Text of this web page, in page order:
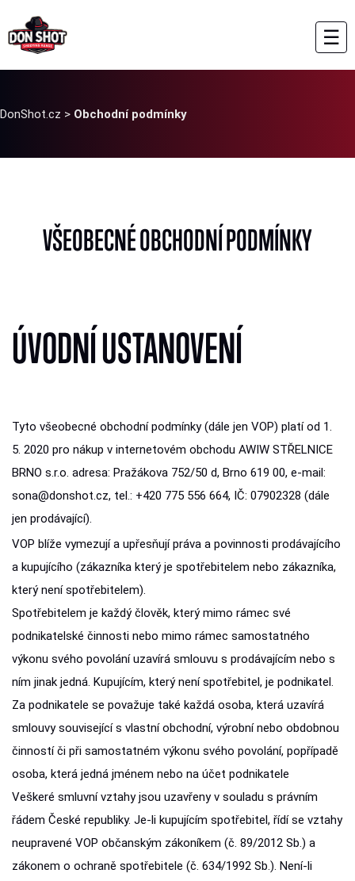
☰
DonShot.cz > Obchodní podmínky
VŠEOBECNÉ OBCHODNÍ PODMÍNKY
ÚVODNÍ USTANOVENÍ
Tyto všeobecné obchodní podmínky (dále jen VOP) platí od 1.
5. 2020 pro nákup v internetovém obchodu AWIW STŘELNICE
BRNO s.r.o. adresa: Pražákova 752/50 d, Brno 619 00, e-mail:
sona@donshot.cz, tel.: +420 775 556 664, IČ: 07902328 (dále
jen prodávající).
VOP blíže vymezují a upřesňují práva a povinnosti prodávajícího
a kupujícího (zákazníka který je spotřebitelem nebo zákazníka,
který není spotřebitelem).
Spotřebitelem je každý člověk, který mimo rámec své
podnikatelské činnosti nebo mimo rámec samostatného
výkonu svého povolání uzavírá smlouvu s prodávajícím nebo s
ním jinak jedná. Kupujícím, který není spotřebitel, je podnikatel.
Za podnikatele se považuje také každá osoba, která uzavírá
smlouvy související s vlastní obchodní, výrobní nebo obdobnou
činností či při samostatném výkonu svého povolání, popřípadě
osoba, která jedná jménem nebo na účet podnikatele
Veškeré smluvní vztahy jsou uzavřeny v souladu s právním
řádem České republiky. Je-li kupujícím spotřebitel, řídí se vztahy
neupravené VOP občanským zákoníkem (č. 89/2012 Sb.) a
zákonem o ochraně spotřebitele (č. 634/1992 Sb.). Není-li